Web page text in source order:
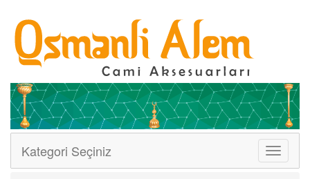
Menüler
Kategori Seçiniz